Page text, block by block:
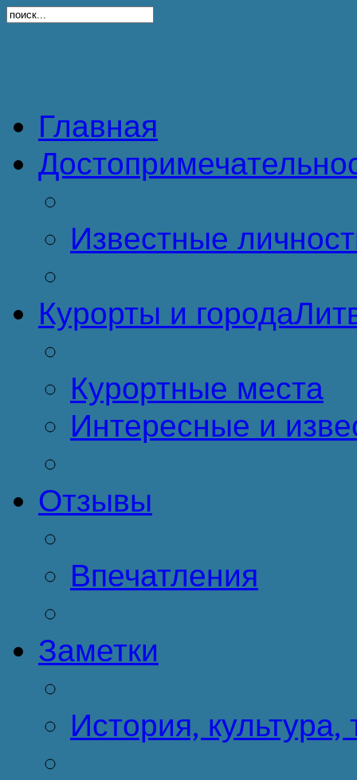
Главная
Известные
Курорты и города
Курортные места
Интересные и
Отзывы
Впечатления
Заметки
История, культура,